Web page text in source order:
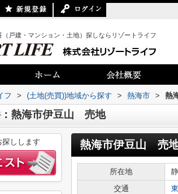
戸建・マンション・土地）探しならリゾートライフ
フ > (土地(売買))地域から探す > 熱海市 > 熱
：熱海市伊豆山 売地
熱海市伊豆山 売
所在地
交通
しします